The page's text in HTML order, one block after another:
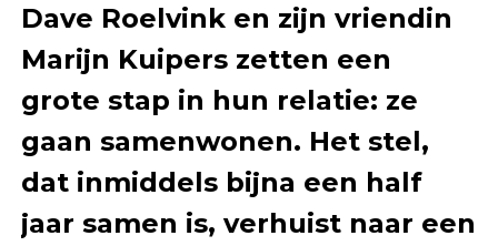
Dave Roelvink en zijn vriendin
Marijn Kuipers zetten een
grote stap in hun relatie: ze
gaan samenwonen. Het stel,
dat inmiddels bijna een half
jaar samen is, verhuist naar een